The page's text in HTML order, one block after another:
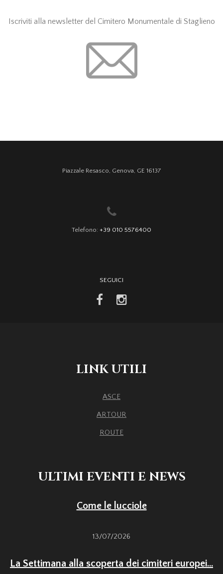
Iscriviti alla newsletter del Cimitero Monumentale di Staglieno
Piazzale Resasco, Genova, GE 16137
Telefono: +39 010 5576400
SEGUICI
facebookinstagram
LINK UTILI
ASCE
ARTOUR
ROUTE
ULTIMI EVENTI E NEWS
Come le lucciole
13/07/2026
La Settimana alla scoperta dei cimiteri europei...